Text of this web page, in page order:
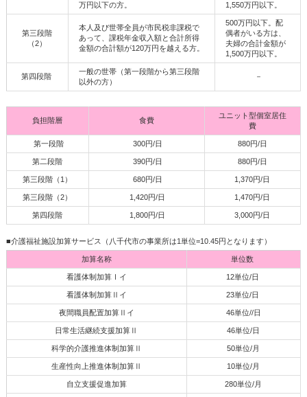
万円以下の方。
1,550万円以下。
第三段階
（2）
本人及び世帯全員が市民税非課税で
あって、課税年金収入額と合計所得
金額の合計額が120万円を越える方。
500万円以下。配
偶者がいる方は、
夫婦の合計金額が
1,500万円以下。
第四段階
一般の世帯（第一段階から第三段階
以外の方）
－
負担階層 食費
ユニット型個室居住
費
第一段階 300円/日 880円/日
第二段階 390円/日 880円/日
第三段階（1） 680円/日 1,370円/日
第三段階（2） 1,420円/日 1,470円/日
第四段階 1,800円/日 3,000円/日
■介護福祉施設加算サービス（八千代市の事業所は1単位=10.45円となります）
加算名称 単位数
看護体制加算Ⅰイ 12単位/日
看護体制加算Ⅱイ 23単位/日
夜間職員配置加算Ⅱイ 46単位//日
日常生活継続支援加算Ⅱ 46単位/日
科学的介護推進体制加算Ⅱ 50単位/月
生産性向上推進体制加算Ⅱ 10単位/月
自立支援促進加算 280単位/月